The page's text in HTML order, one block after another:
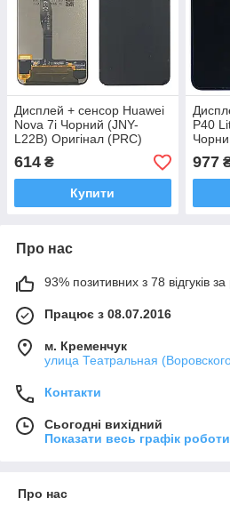
Дисплей + сенсор Huawei
Nova 7i Чорний (JNY-
L22B) Оригінал (PRC)
614 ₴
Купити
P40
977
Про нас
93% позитивних з 78 відгуків за
Працює з 08.07.2016
м. Кременчук
улица Театральная
Контакти
Сьогодні вихідний
Показати весь графік роботи
Про нас